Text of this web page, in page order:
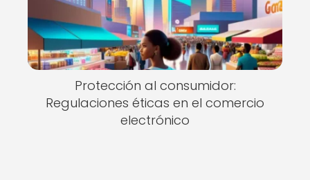
Protección al consumidor:
Regulaciones éticas en el comercio
electrónico